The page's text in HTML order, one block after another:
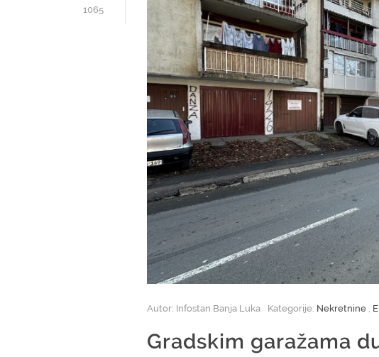
1065
Autor: Infostan Banja Luka Kategorije: Nekretnine ,
Gradskim garažama